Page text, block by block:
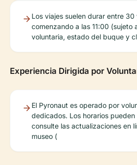
Los viajes suelen durar entre 30
comenzando a las 11:00 (sujeto
voluntaria, estado del buque y
Experiencia Dirigida por
El Pyronaut es operado por
dedicados. Los horarios pueden
consulte las actualizaciones en
museo (